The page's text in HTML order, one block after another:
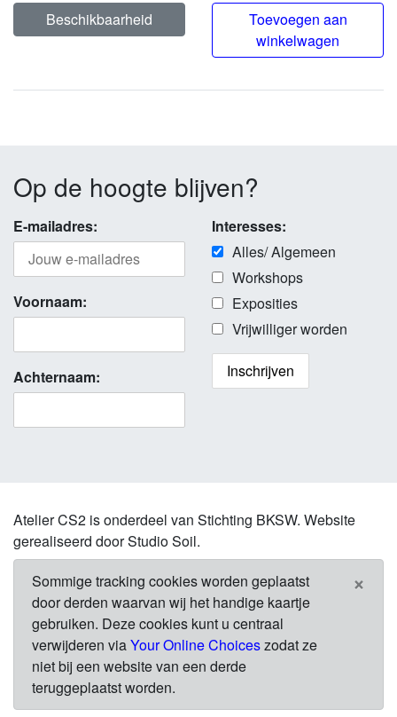
Beschikbaarheid
Toevoegen aan
winkelwagen
Op de hoogte blijven?
E-mailadres:
Voornaam:
Achternaam:
Interesses:
Alles/ Algemeen
Workshops
Exposities
Vrijwilliger worden
Atelier CS2 is onderdeel van Stichting BKSW. Website
gerealiseerd door Studio Soil.
Sommige tracking cookies worden geplaatst
door derden waarvan wij het handige kaartje
gebruiken. Deze cookies kunt u centraal
verwijderen viaYour Online Choiceszodat ze
niet bij een website van een derde
teruggeplaatst worden.
×